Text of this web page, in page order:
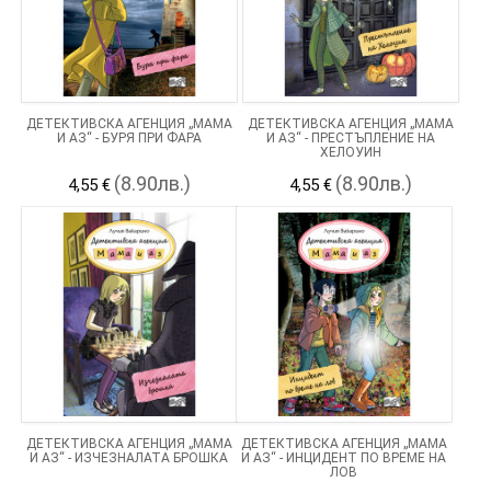
ДЕТЕКТИВСКА АГЕНЦИЯ „МАМА
И АЗ“ - БУРЯ ПРИ ФАРА
4,55 € (8.90лв.)
ДЕТЕКТИВСКА АГЕНЦИЯ „МАМА
И АЗ“ - ПРЕСТЪПЛЕНИЕ НА
ХЕЛОУИН
4,55 € (8.90лв.)
ДЕТЕКТИВСКА АГЕНЦИЯ „МАМА
И АЗ“ - ИЗЧЕЗНАЛАТА БРОШКА
ДЕТЕКТИВСКА АГЕНЦИЯ „МАМА
И АЗ“ - ИНЦИДЕНТ ПО ВРЕМЕ НА
ЛОВ